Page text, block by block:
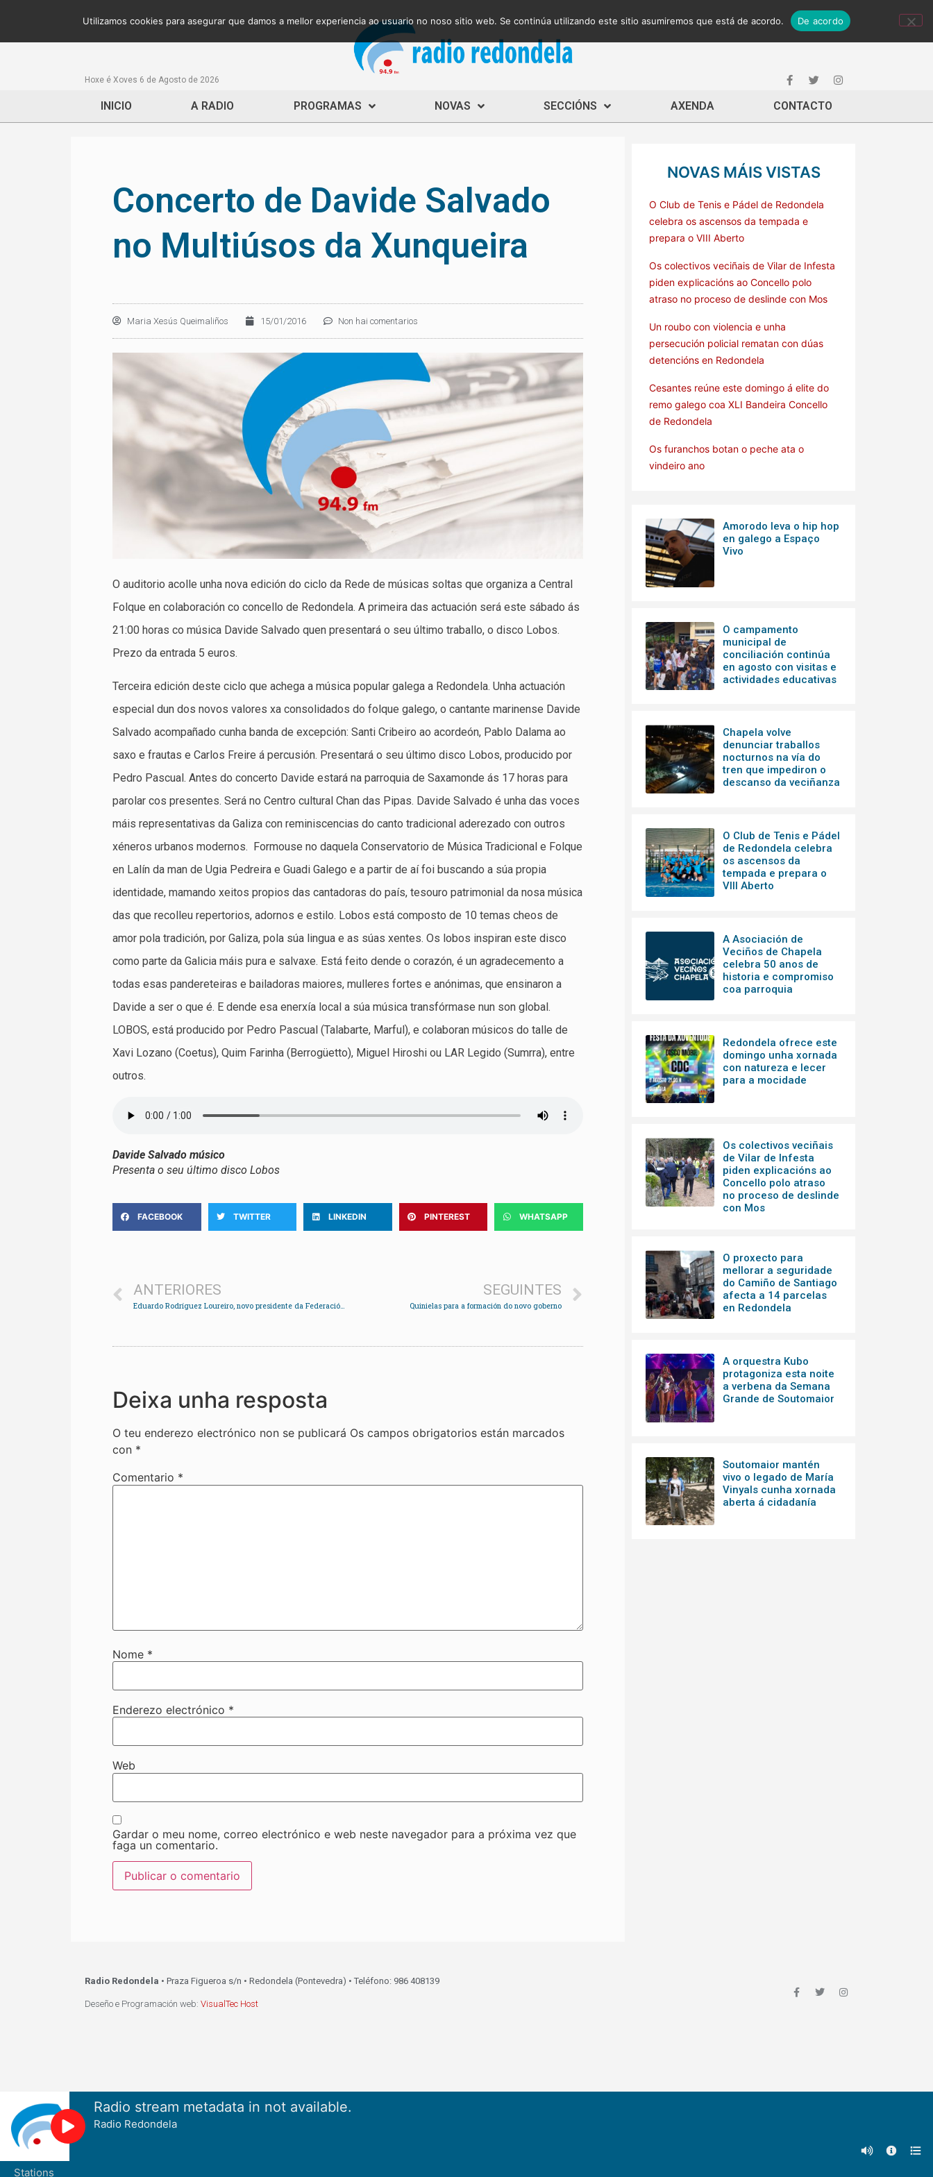
Hoxe é Xoves 6 de Agosto de 2026
INICIO A RADIO PROGRAMAS NOVAS SECCIÓNS AXENDA CONTACTO
Concerto de Davide Salvado
no Multiúsos da Xunqueira
Maria Xesús Queimaliños 15/01/2016 Non hai comentarios
O auditorio acolle unha nova edición do ciclo da Rede de músicas soltas que organiza a Central
Folque en colaboración co concello de Redondela. A primeira das actuación será este sábado ás
21:00 horas co música Davide Salvado quen presentará o seu último traballo, o disco Lobos.
Prezo da entrada 5 euros.
Terceira edición deste ciclo que achega a música popular galega a Redondela. Unha actuación
especial dun dos novos valores xa consolidados do folque galego, o cantante marinense Davide
Salvado acompañado cunha banda de excepción: Santi Cribeiro ao acordeón, Pablo Dalama ao
saxo e frautas e Carlos Freire á percusión. Presentará o seu último disco Lobos, producido por
Pedro Pascual. Antes do concerto Davide estará na parroquia de Saxamonde ás 17 horas para
parolar cos presentes. Será no Centro cultural Chan das Pipas. Davide Salvado é unha das voces
máis representativas da Galiza con reminiscencias do canto tradicional aderezado con outros
xéneros urbanos modernos. Formouse no daquela Conservatorio de Música Tradicional e Folque
en Lalín da man de Ugia Pedreira e Guadi Galego e a partir de aí foi buscando a súa propia
identidade, mamando xeitos propios das cantadoras do país, tesouro patrimonial da nosa música
das que recolleu repertorios, adornos e estilo. Lobos está composto de 10 temas cheos de
amor pola tradición, por Galiza, pola súa lingua e as súas xentes. Os lobos inspiran este disco
como parte da Galicia máis pura e salvaxe. Está feito dende o corazón, é un agradecemento a
todas esas pandereteiras e bailadoras maiores, mulleres fortes e anónimas, que ensinaron a
Davide a ser o que é. E dende esa enerxía local a súa música transfórmase nun son global.
LOBOS, está producido por Pedro Pascual (Talabarte, Marful), e colaboran músicos do talle de
Xavi Lozano (Coetus), Quim Farinha (Berrogüetto), Miguel Hiroshi ou LAR Legido (Sumrra), entre
outros.
Davide Salvado músico
Presenta o seu último disco Lobos
FACEBOOK TWITTER LINKEDIN PINTEREST WHATSAPP
ANTERIORES
Eduardo Rodríguez Loureiro, novo presidente da Federación de Asociacións de Veciños
SEGUINTES
Quinielas para a formación do novo goberno
Deixa unha resposta
O teu enderezo electrónico non se publicará Os campos obrigatorios están marcados
con *
Comentario *
Nome *
Enderezo electrónico *
Web
Gardar o meu nome, correo electrónico e web neste navegador para a próxima vez que
faga un comentario.
NOVAS MÁIS VISTAS
O Club de Tenis e Pádel de Redondela
celebra os ascensos da tempada e
prepara o VIII Aberto
Os colectivos veciñais de Vilar de Infesta
piden explicacións ao Concello polo
atraso no proceso de deslinde con Mos
Un roubo con violencia e unha
persecución policial rematan con dúas
detencións en Redondela
Cesantes reúne este domingo á elite do
remo galego coa XLI Bandeira Concello
de Redondela
Os furanchos botan o peche ata o
vindeiro ano
Amorodo leva o hip hop
en galego a Espaço
Vivo
O campamento
municipal de
conciliación continúa
en agosto con visitas e
actividades educativas
Chapela volve
denunciar traballos
nocturnos na vía do
tren que impediron o
descanso da veciñanza
O Club de Tenis e Pádel
de Redondela celebra
os ascensos da
tempada e prepara o
VIII Aberto
A Asociación de
Veciños de Chapela
celebra 50 anos de
historia e compromiso
coa parroquia
Redondela ofrece este
domingo unha xornada
con natureza e lecer
para a mocidade
Os colectivos veciñais
de Vilar de Infesta
piden explicacións ao
Concello polo atraso
no proceso de deslinde
con Mos
O proxecto para
mellorar a seguridade
do Camiño de Santiago
afecta a 14 parcelas
en Redondela
A orquestra Kubo
protagoniza esta noite
a verbena da Semana
Grande de Soutomaior
Soutomaior mantén
vivo o legado de María
Vinyals cunha xornada
aberta á cidadanía
Radio Redondela • Praza Figueroa s/n • Redondela (Pontevedra) • Teléfono: 986 408139
Deseño e Programación web: VisualTec Host
Utilizamos cookies para asegurar que damos a mellor experiencia ao usuario no noso sitio web. Se continúa utilizando este sitio asumiremos que está de acordo. De acordo
Radio stream metadata in not available.
Radio Redondela
Stations